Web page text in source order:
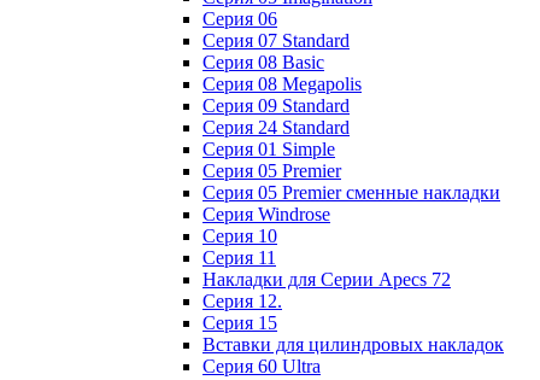
Cерия 06
Cерия 07 Standard
Cерия 08 Basic
Cерия 08 Megapolis
Cерия 09 Standard
Cерия 24 Standard
Серия 01 Simple
Серия 05 Premier
Серия 05 Premier сменные накладки
Cерия Windrose
Серия 10
Серия 11
Накладки для Серии Apecs 72
Серия 12.
Серия 15
Вставки для цилиндровых накладок
Серия 60 Ultra